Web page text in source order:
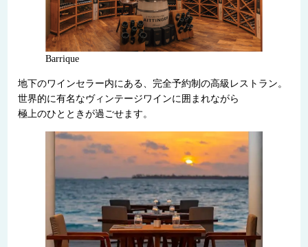
Barrique
地下のワインセラー内にある、完全予約制の高級レストラン。
世界的に有名なヴィンテージワインに囲まれながら
極上のひとときが過ごせます。